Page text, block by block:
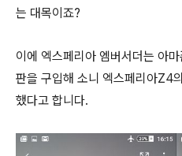
는 대목이죠?
이에 엑스페리아 엠버서더는 아
판을 구입해 소니 엑스페리아Z4
했다고 합니다.